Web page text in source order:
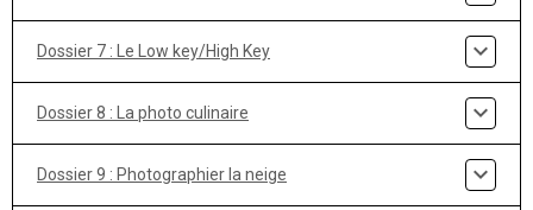
Dossier 7 : Le Low key/High Key
Dossier 8 : La photo culinaire
Dossier 9 : Photographier la neige